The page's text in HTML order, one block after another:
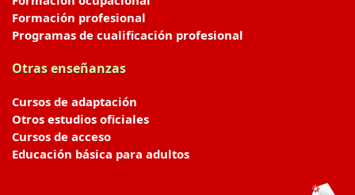
Formación profesional
Programas de cualificación profesional
Otras enseñanzas
Cursos de adaptación
Otros estudios oficiales
Cursos de acceso
Educación básica para adultos